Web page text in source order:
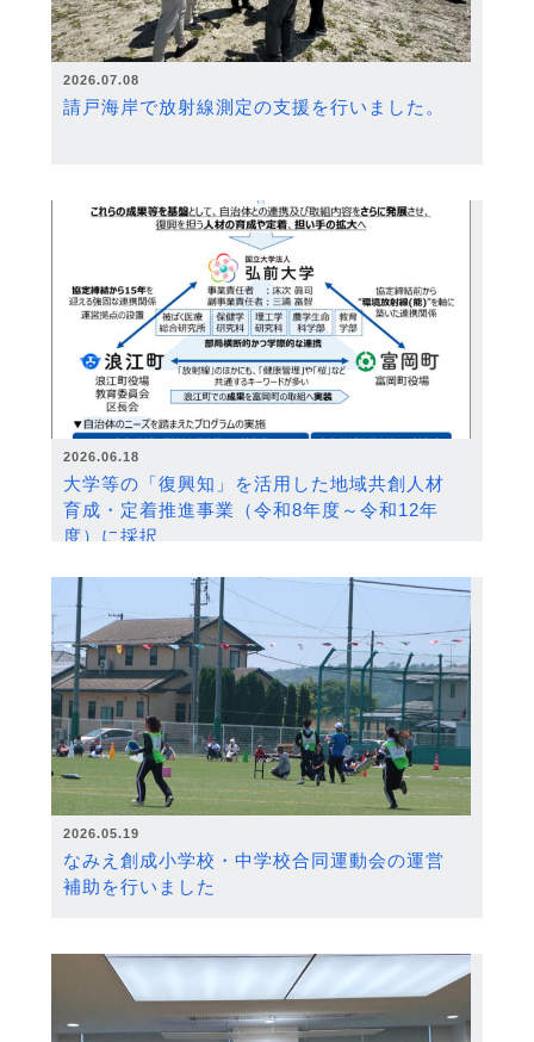
2026.07.08
請戸海岸で放射線測定の支援を行いました。
2026.06.18
大学等の「復興知」を活用した地域共創人材
育成・定着推進事業（令和8年度～令和12年
度）に採択
2026.05.19
なみえ創成小学校・中学校合同運動会の運営
補助を行いました